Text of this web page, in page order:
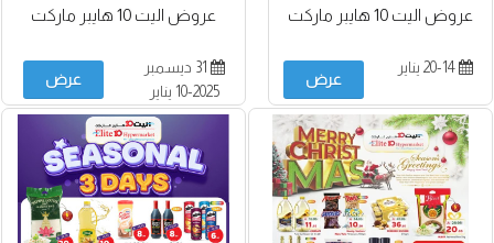
عروض اليت 10 هايبر ماركت
20-14 يناير
عرض
عروض اليت 10 هايبر ماركت
31 ديسمبر
2025-10 يناير
2026
عرض